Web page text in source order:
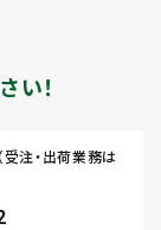
い！
受注・出荷業務は